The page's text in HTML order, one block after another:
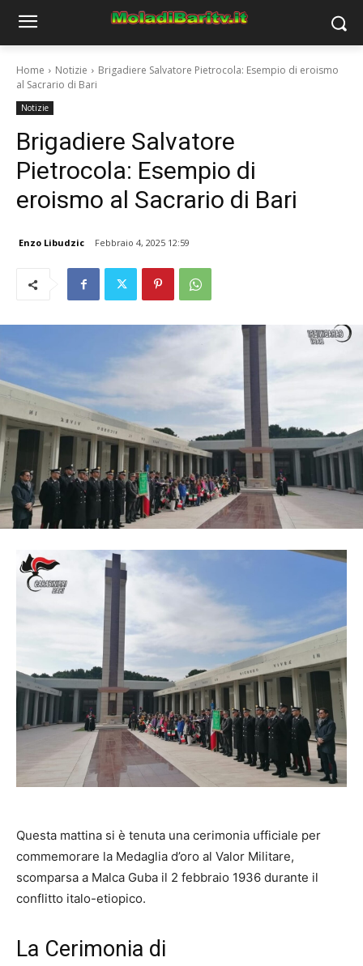
Home Notizie
Brigadiere Salvatore Pietrocola: Esempio di eroismo
al Sacrario di Bari
Notizie
Brigadiere Salvatore
Pietrocola: Esempio di
eroismo al Sacrario di Bari
Enzo Libudzic Febbraio 4, 2025 12:59
Questa mattina si è tenuta una cerimonia ufficiale per
commemorare la Medaglia d’oro al Valor Militare,
scomparsa a Malca Guba il 2 febbraio 1936 durante il
conflitto italo-etiopico.
La Cerimonia di